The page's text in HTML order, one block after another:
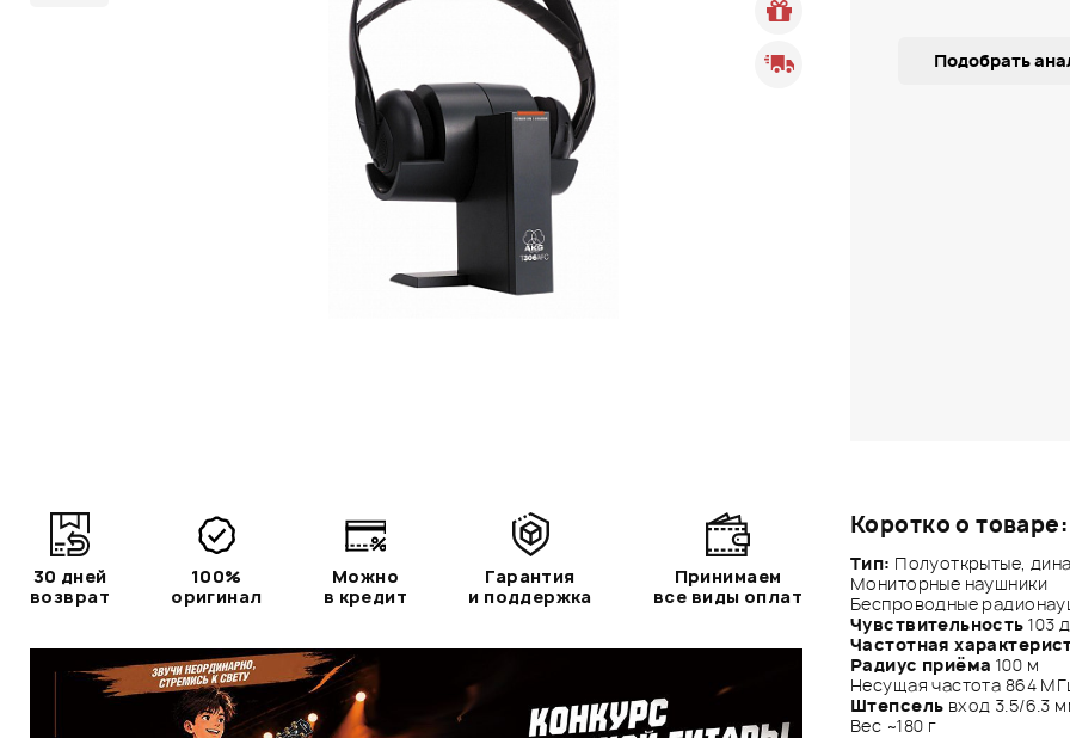
Коротко о товаре:
Тип: Полуоткрытые,
Мониторные наушники
Беспроводные
Чувствительность 103
Частотная
Радиус приёма 100 м
Несущая частота 864
Штепсель вход 3.5/6.3
Вес ~180 г
Подобрать
30 дней
возврат
100%
оригинал
Можно
в кредит
Гарантия
и поддержка
Принимаем
все виды оплат